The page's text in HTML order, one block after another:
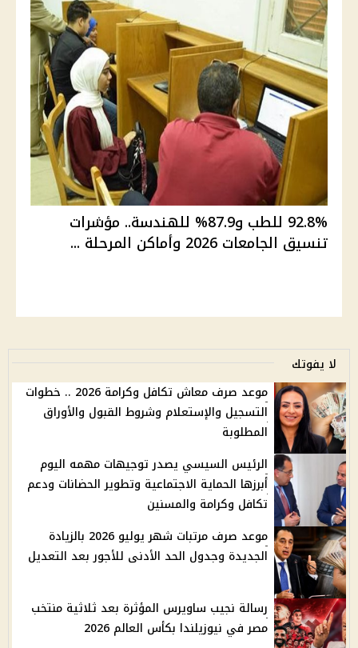
92.8% للطب و87.9% للهندسة.. مؤشرات
تنسيق الجامعات 2026 وأماكن المرحلة ...
لا يفوتك
موعد صرف معاش تكافل وكرامة 2026 .. خطوات
التسجيل والإستعلام وشروط القبول والأوراق
المطلوبة
الرئيس السيسي يصدر توجيهات مهمه اليوم
أبرزها الحماية الاجتماعية وتطوير الحضانات ودعم
تكافل وكرامة والمسنين
موعد صرف مرتبات شهر يوليو 2026 بالزيادة
الجديدة وجدول الحد الأدنى للأجور بعد التعديل
رسالة نجيب ساويرس المؤثرة بعد ثلاثية منتخب
مصر في نيوزيلندا بكأس العالم 2026